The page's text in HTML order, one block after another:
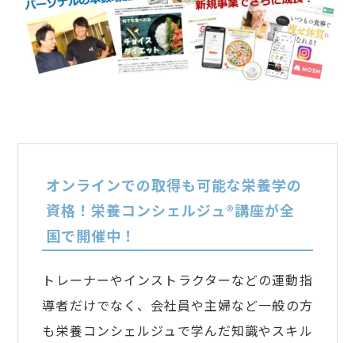
オンラインでの取得も可能な栄養学の
資格！栄養コンシェルジュ®講座が全
国で開催中！
トレーナーやインストラクターなどの運動指
導者だけでなく、会社員や主婦など一般の方
も栄養コンシェルジュで学んだ知識やスキル